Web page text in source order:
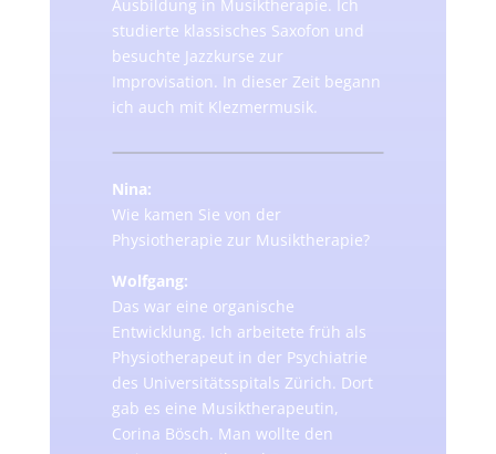
Ausbildung in Musiktherapie. Ich
studierte klassisches Saxofon und
besuchte Jazzkurse zur
Improvisation. In dieser Zeit begann
ich auch mit Klezmermusik.
Nina:
Wie kamen Sie von der
Physiotherapie zur Musiktherapie?
Wolfgang:
Das war eine organische
Entwicklung. Ich arbeitete früh als
Physiotherapeut in der Psychiatrie
des Universitätsspitals Zürich. Dort
gab es eine Musiktherapeutin,
Corina Bösch. Man wollte den